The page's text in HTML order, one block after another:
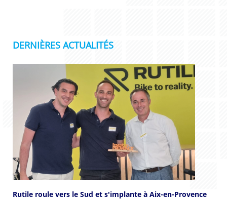
DERNIÈRES ACTUALITÉS
Rutile roule vers le Sud et s'implante à Aix-en-Provence